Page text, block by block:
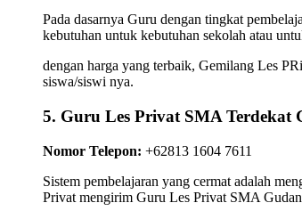
Pada dasarnya Guru dengan tingkat
kebutuhan untuk kebutuhan sekolah atau
dengan harga yang terbaik, Gemilang Les
siswa/siswi nya.
5. Guru Les Privat SMA Terdekat
Nomor Telepon: +62813 1604 7611
Sistem pembelajaran yang cermat adalah
Privat mengirim Guru Les Privat SMA